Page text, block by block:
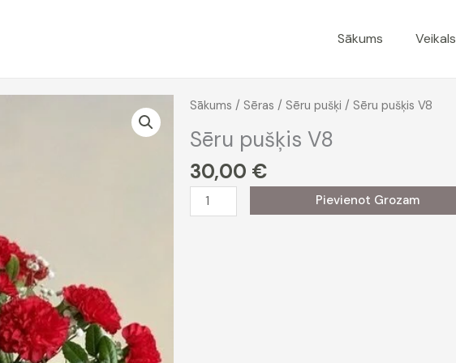
Sākums Veikals
Sākums / Sēras / Sēru pušķi / Sēru pušķis V8
Sēru pušķis V8
30,00 €
Sēru
pušķis
Pievienot Grozam